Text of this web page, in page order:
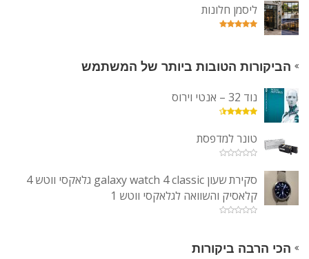
ליסמן חלונות
הביקורות הטובות ביותר של המשתמש
נוד 32 – אנטי וירוס
טונר למדפסת
סקירת שעון galaxy watch 4 classic גלאקסי ווטש 4
קלאסיק והשוואה לגלאקסי ווטש 1
הכי הרבה ביקורות